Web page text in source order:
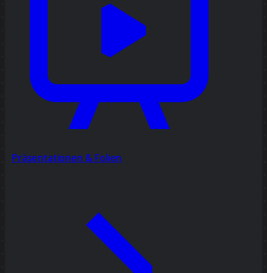
Präsentationen & Folien